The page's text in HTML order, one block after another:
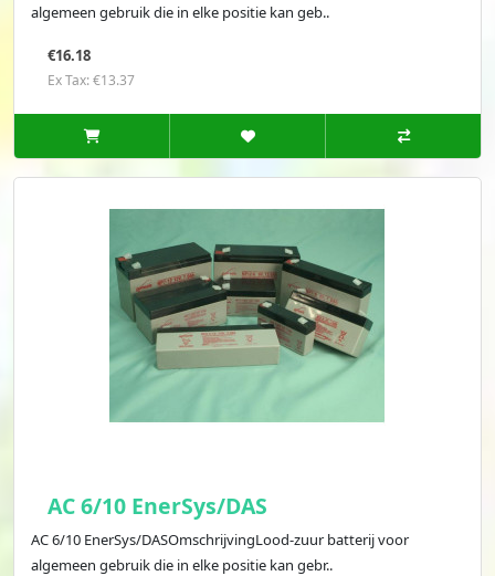
algemeen gebruik die in elke positie kan geb..
€16.18
Ex Tax: €13.37
AC 6/10 EnerSys/DAS
AC 6/10 EnerSys/DASOmschrijvingLood-zuur batterij voor
algemeen gebruik die in elke positie kan gebr..